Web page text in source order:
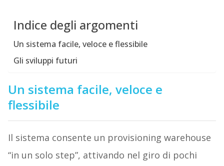
Indice degli argomenti
Un sistema facile, veloce e flessibile
Gli sviluppi futuri
Un sistema facile, veloce e
flessibile
Il sistema consente un provisioning warehouse
“in un solo step”, attivando nel giro di pochi